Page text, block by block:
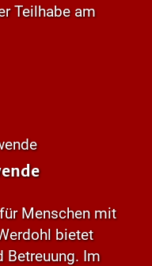
Teilhabe am
Menschen mit
bietet
Betreuung. Im